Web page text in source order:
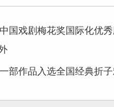
国戏剧梅花奖国际化优
部作品入选全国经典折